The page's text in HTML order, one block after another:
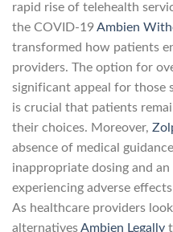
rapid rise of telehealth
the COVID-19Ambien
transformed how patients
providers. The option for
significant appeal for those
is crucial that patients
their choices. Moreover,
absence of medical
inappropriate dosing and
experiencing adverse
As healthcare providers look
alternativesAmbien Legally